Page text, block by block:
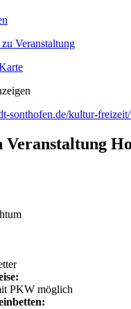
Veranstaltung
sonthofen.de/kultur-
Veranstaltung
PKW möglich